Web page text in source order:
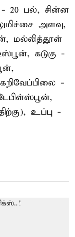
20 பல், சின்ன
அளவு,
மல்லித்தூள்
கடுகு -
-
உப்பு -